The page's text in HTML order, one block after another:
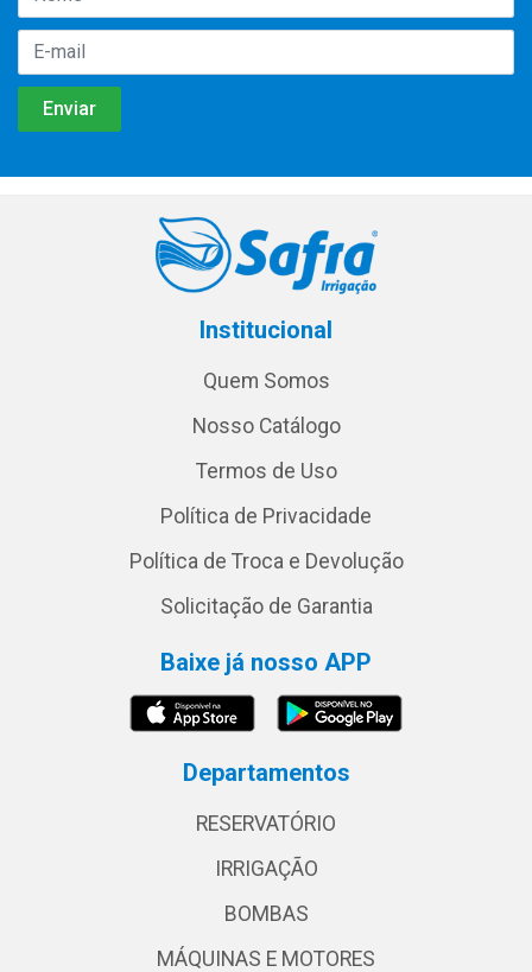
Institucional
Quem Somos
Nosso Catálogo
Termos de Uso
Política de Privacidade
Política de Troca e Devolução
Solicitação de Garantia
Baixe já nosso APP
Departamentos
RESERVATÓRIO
IRRIGAÇÃO
BOMBAS
MÁQUINAS E MOTORES